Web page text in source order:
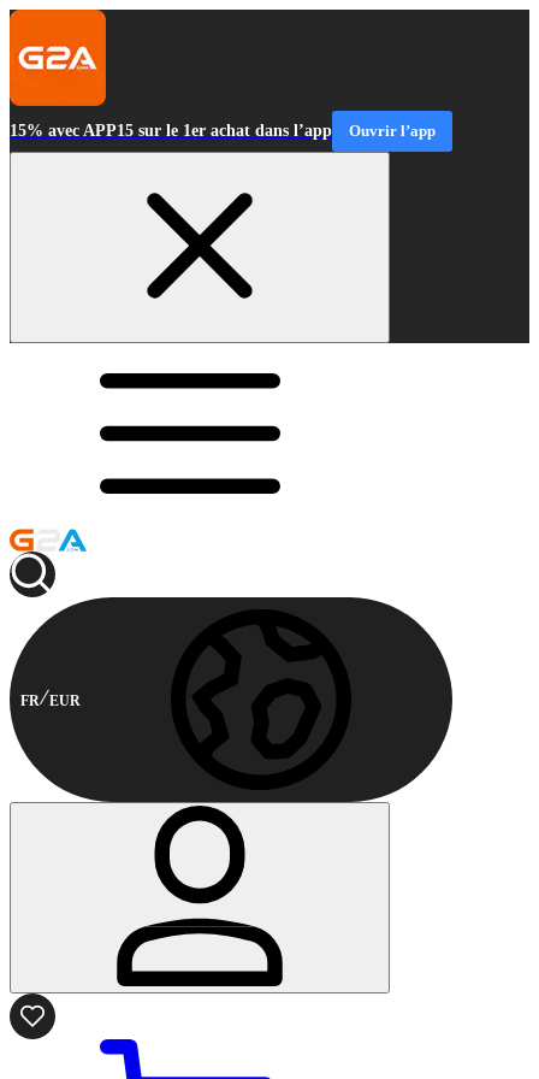
15% avec APP15 sur le 1er achat dans l’app Ouvrir l’app
FR EUR